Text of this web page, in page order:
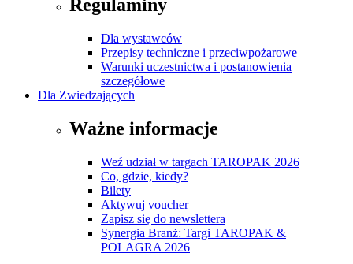
Regulaminy
Dla wystawców
Przepisy techniczne i przeciwpożarowe
Warunki uczestnictwa i postanowienia
szczegółowe
Dla Zwiedzających
Ważne informacje
Weź udział w targach TAROPAK 2026
Co, gdzie, kiedy?
Bilety
Aktywuj voucher
Zapisz się do newslettera
Synergia Branż: Targi TAROPAK &
POLAGRA 2026